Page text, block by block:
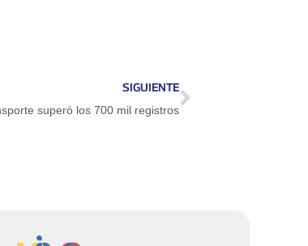
para
aumentar
SIGUIENTE
superó los 700 mil registros